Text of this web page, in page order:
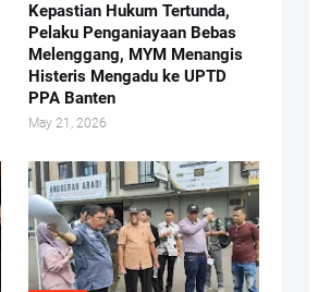
Kepastian Hukum Tertunda,
Pelaku Penganiayaan Bebas
Melenggang, MYM Menangis
Histeris Mengadu ke UPTD
PPA Banten
May 21, 2026